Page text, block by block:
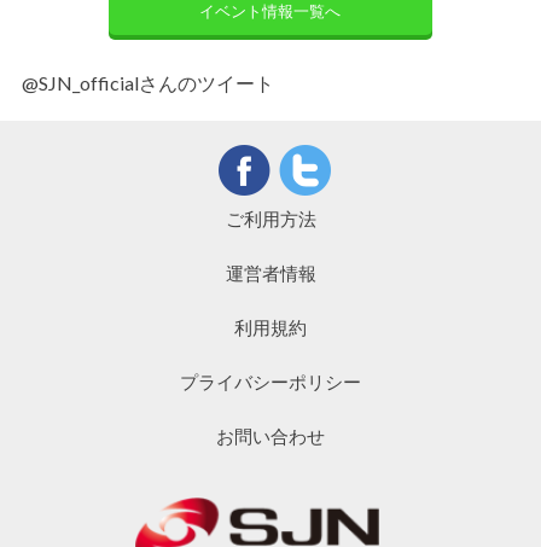
イベント情報一覧へ
@SJN_officialさんのツイート
ご利用方法
運営者情報
利用規約
プライバシーポリシー
お問い合わせ